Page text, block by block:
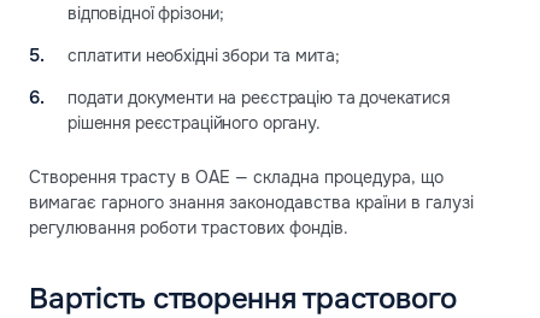
відповідної фрізони;
сплатити необхідні збори та мита;
подати документи на реєстрацію та дочекатися
рішення реєстраційного органу.
Створення трасту в ОАЕ — складна процедура, що
вимагає гарного знання законодавства країни в галузі
регулювання роботи трастових фондів.
Вартість створення трастового